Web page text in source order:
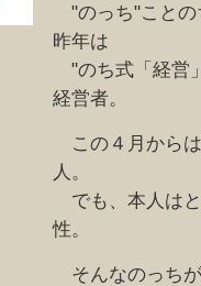
"のっち"ことの
昨年は
"のち式「経営
経営者。
この４月から
人。
でも、本人は
性。
そんなのっち